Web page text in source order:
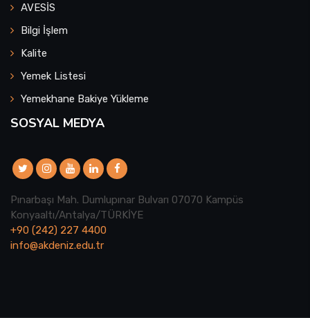
AVESİS
Bilgi İşlem
Kalite
Yemek Listesi
Yemekhane Bakiye Yükleme
SOSYAL MEDYA
Pınarbaşı Mah. Dumlupınar Bulvarı 07070 Kampüs
Konyaaltı/Antalya/TÜRKİYE
+90 (242) 227 4400
info@akdeniz.edu.tr